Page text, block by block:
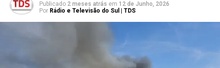
Publicado 2 meses atrás em 12 de Junho, 2026
Por Rádio e Televisão do Sul | TDS